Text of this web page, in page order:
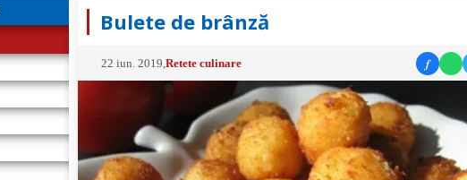
Bulete de brânză
22 iun. 2019 ,Retete culinare f